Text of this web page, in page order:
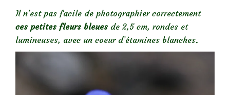
Il n’est pas facile de photographier correctement
ces petites fleurs bleues de 2,5 cm, rondes et
lumineuses, avec un coeur d’étamines blanches.